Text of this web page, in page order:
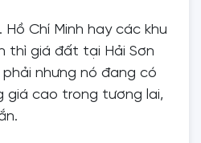
Hồ Chí Minh hay các khu
thì giá đất tại Hải Sơn
nhưng nó đang có
giá cao trong tương lai,